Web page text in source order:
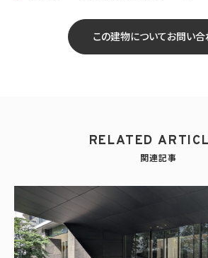
この建物についてお問い合
RELATED
関連記事